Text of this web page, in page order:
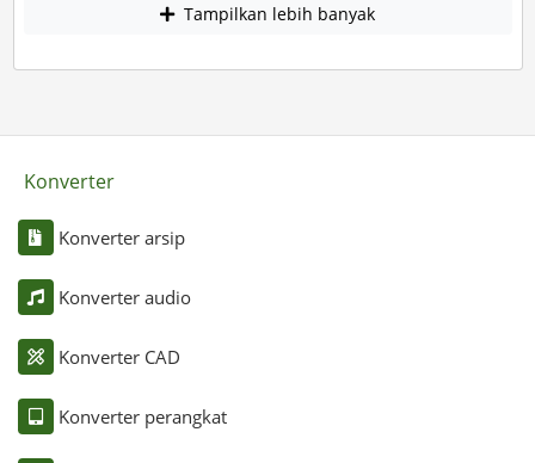
Tampilkan lebih banyak
Konverter
Konverter arsip
Konverter audio
Konverter CAD
Konverter perangkat